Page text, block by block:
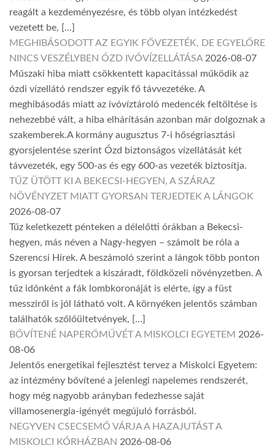
reagált a kezdeményezésre, és több olyan intézkedést
vezetett be, […]
MEGHIBÁSODOTT AZ EGYIK FŐVEZETÉK, DE EGYELŐRE
NINCS VESZÉLYBEN ÓZD IVÓVÍZELLÁTÁSA 2026-08-07
Műszaki hiba miatt csökkentett kapacitással működik az
ózdi vízellátó rendszer egyik fő távvezetéke. A
meghibásodás miatt az ivóvíztároló medencék feltöltése is
nehezebbé vált, a hiba elhárításán azonban már dolgoznak a
szakemberek.A kormány augusztus 7-i hőségriasztási
gyorsjelentése szerint Ózd biztonságos vízellátását két
távvezeték, egy 500-as és egy 600-as vezeték biztosítja.
TŰZ ÜTÖTT KI A BEKECSI-HEGYEN, A SZÁRAZ
NÖVÉNYZET MIATT GYORSAN TERJEDTEK A LÁNGOK
2026-08-07
Tűz keletkezett pénteken a délelőtti órákban a Bekecsi-
hegyen, más néven a Nagy-hegyen – számolt be róla a
Szerencsi Hírek. A beszámoló szerint a lángok több ponton
is gyorsan terjedtek a kiszáradt, földközeli növényzetben. A
tűz időnként a fák lombkoronáját is elérte, így a füst
messziről is jól látható volt. A környéken jelentős számban
találhatók szőlőültetvények, […]
BŐVÍTENÉ NAPERŐMŰVÉT A MISKOLCI EGYETEM 2026-
08-06
Jelentős energetikai fejlesztést tervez a Miskolci Egyetem:
az intézmény bővítené a jelenlegi napelemes rendszerét,
hogy még nagyobb arányban fedezhesse saját
villamosenergia-igényét megújuló forrásból.
NEGYVEN CSECSEMŐ VÁRJA A HAZAJUTÁST A
MISKOLCI KÓRHÁZBAN 2026-08-06